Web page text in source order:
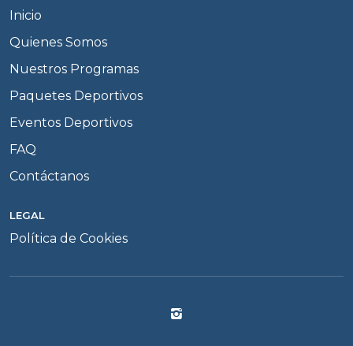
Inicio
Quienes Somos
Nuestros Programas
Paquetes Deportivos
Eventos Deportivos
FAQ
Contáctanos
LEGAL
Política de Cookies